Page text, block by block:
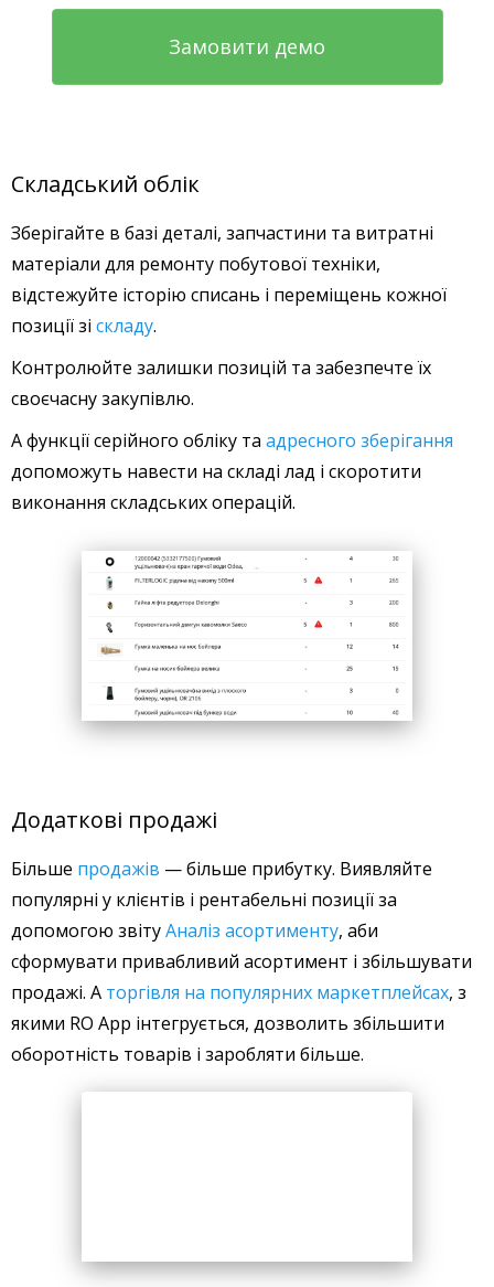
Замовити демо
Складський облік
Зберігайте в базі деталі, запчастини та витратні
матеріали для ремонту побутової техніки,
відстежуйте історію списань і переміщень кожної
позиції зі складу.
Контролюйте залишки позицій та забезпечте їх
своєчасну закупівлю.
А функції серійного обліку та адресного зберігання
допоможуть навести на складі лад і скоротити
виконання складських операцій.
Додаткові продажі
Більше продажів — більше прибутку. Виявляйте
популярні у клієнтів і рентабельні позиції за
допомогою звітуАналіз асортименту, аби
сформувати привабливий асортимент і збільшувати
продажі. А торгівля на популярних маркетплейсах, з
якими RO App інтегрується, дозволить збільшити
оборотність товарів і заробляти більше.